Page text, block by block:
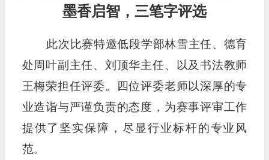
墨香启智，三笔字评选
此次比赛特邀低段学部林雪主任、德育
处周叶副主任、刘顶华主任、以及书法教师
王梅荣担任评委。四位评委老师以深厚的专
业造诣与严谨负责的态度，为赛事评审工作
提供了坚实保障，尽显行业标杆的专业风
范。